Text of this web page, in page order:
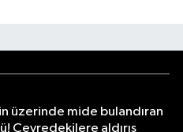
üzerinde mide bulandıran
Çevredekilere aldırış